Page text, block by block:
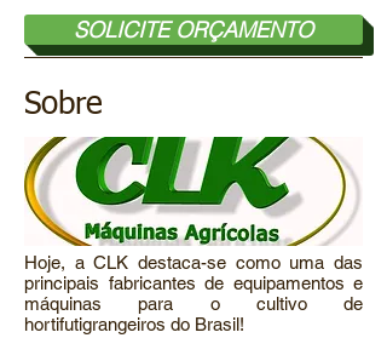
SOLICITE ORÇAMENTO
Sobre
Hoje, a CLK destaca-se como uma das
principais fabricantes de equipamentos e
máquinas para o cultivo de
hortifutigrangeiros do Brasil!